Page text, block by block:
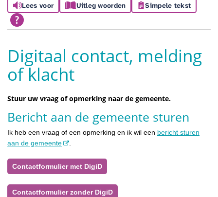
Lees voor Uitleg woorden Simpele tekst
Digitaal contact, melding
of klacht
Stuur uw vraag of opmerking naar de gemeente.
Bericht aan de gemeente sturen
Ik heb een vraag of een opmerking en ik wil een bericht sturen
aan de gemeente
Contactformulier met DigiD
Contactformulier zonder DigiD